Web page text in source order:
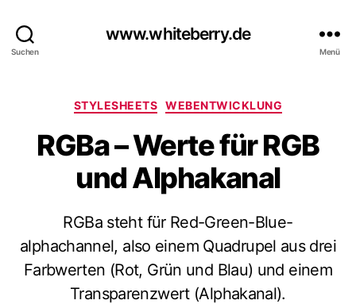
Suchen
www.whiteberry.de
Menü
Kategorien
STYLESHEETS WEBENTWICKLUNG
RGBa – Werte für RGB
und Alphakanal
RGBa steht für Red-Green-Blue-
alphachannel, also einem Quadrupel aus drei
Farbwerten (Rot, Grün und Blau) und einem
Transparenzwert (Alphakanal).